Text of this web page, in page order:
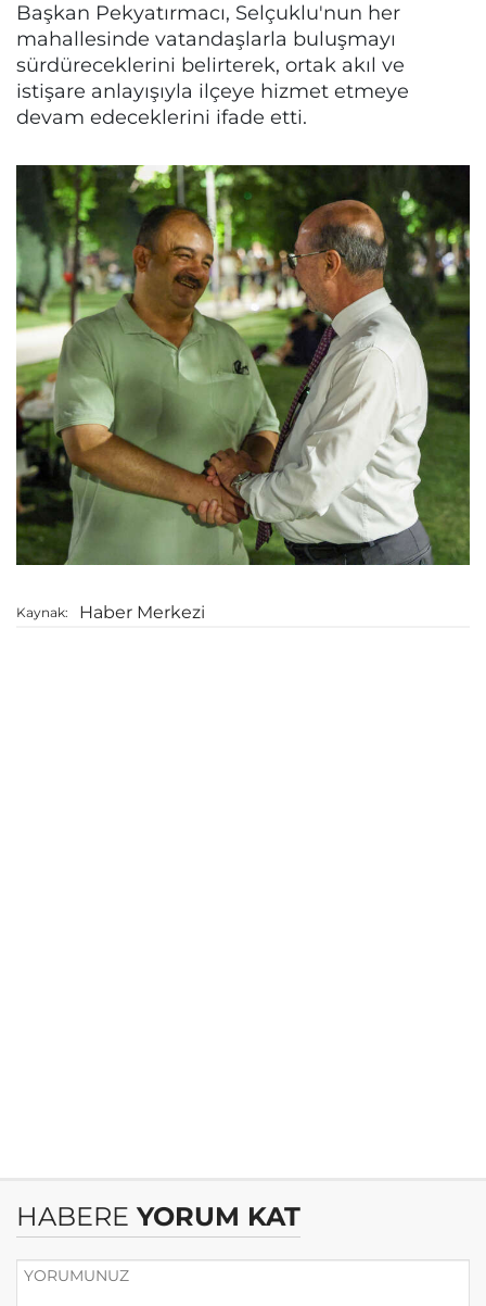
Başkan Pekyatırmacı, Selçuklu'nun her
mahallesinde vatandaşlarla buluşmayı
sürdüreceklerini belirterek, ortak akıl ve
istişare anlayışıyla ilçeye hizmet etmeye
devam edeceklerini ifade etti.
Kaynak: Haber Merkezi
HABERE YORUM KAT